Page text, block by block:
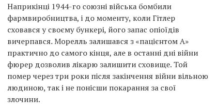
Наприкінці 1944-го союзні війська бомбили
фармвиробництва, і до моменту, коли Гітлер
сховався у своєму бункері, його запас опіоїдів
вичерпався. Морелль залишався з «пацієнтом А»
практично до самого кінця, але в останні дні війни
фюрер дозволив лікарю залишити сховище. Той
помер через три роки після закінчення війни вільною
людиною, так і не понісши покарання за свої
злочини.